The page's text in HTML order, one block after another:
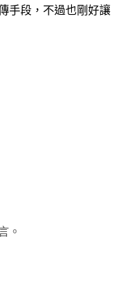
手段，不過也剛好讓
。